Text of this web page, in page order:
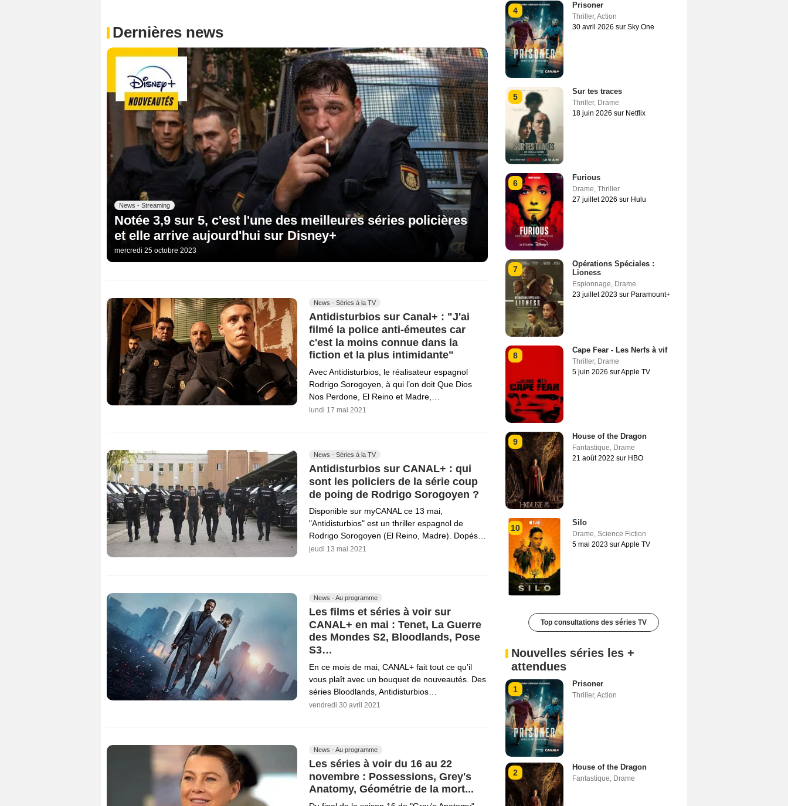
Dernières news
News - Streaming
Notée 3,9 sur 5, c'est l'une des meilleures séries policières
et elle arrive aujourd'hui sur Disney+
mercredi 25 octobre 2023
News - Séries à la TV
Antidisturbios sur Canal+ : "J'ai
filmé la police anti-émeutes car
c'est la moins connue dans la
fiction et la plus intimidante"
Avec Antidisturbios, le réalisateur espagnol
Rodrigo Sorogoyen, à qui l’on doit Que Dios
Nos Perdone, El Reino et Madre,…
lundi 17 mai 2021
News - Séries à la TV
Antidisturbios sur CANAL+ : qui
sont les policiers de la série coup
de poing de Rodrigo Sorogoyen ?
Disponible sur myCANAL ce 13 mai,
"Antidisturbios" est un thriller espagnol de
Rodrigo Sorogoyen (El Reino, Madre). Dopés…
jeudi 13 mai 2021
News - Au programme
Les films et séries à voir sur
CANAL+ en mai : Tenet, La Guerre
des Mondes S2, Bloodlands, Pose
S3…
En ce mois de mai, CANAL+ fait tout ce qu’il
vous plaît avec un bouquet de nouveautés. Des
séries Bloodlands, Antidisturbios…
vendredi 30 avril 2021
News - Au programme
Les séries à voir du 16 au 22
novembre : Possessions, Grey's
Anatomy, Géométrie de la mort...
4
Prisoner
Thriller,Action
30 avril 2026 sur Sky One
5
Sur tes traces
Thriller, Drame
18 juin 2026 sur Netflix
6
Furious
Drame, Thriller
27 juillet 2026 sur Hulu
7
Opérations Spéciales :
Lioness
Espionnage, Drame
23 juillet 2023 sur Paramount+
8
Cape Fear - Les Nerfs à vif
Thriller, Drame
5 juin 2026 sur Apple TV
9
House of the Dragon
Fantastique, Drame
21 août 2022 sur HBO
10
Silo
Drame, Science Fiction
5 mai 2023 sur Apple TV
Top consultations des séries TV
Nouvelles séries les +
attendues
1
Prisoner
Thriller,Action
2
House of the Dragon
Fantastique, Drame